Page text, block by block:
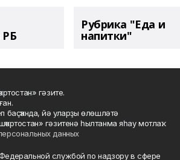
РБ
Рубрика "Еда и
напитки"
гәзите.
баҫҡанда, йә уларҙы өлөшләтә
гәзитенә һылтанма яһау мотлаҡ.
данных
службой по надзору в сфере